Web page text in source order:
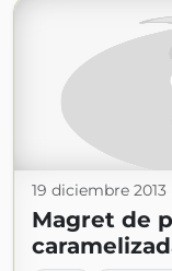
19 diciembre 2013
Magret de